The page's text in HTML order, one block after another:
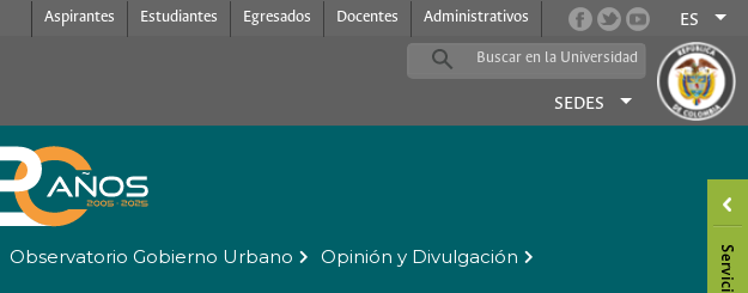
Aspirantes Estudiantes Egresados Docentes Administrativos ES
SEDES
Observatorio Gobierno Urbano Opinión y Divulgación